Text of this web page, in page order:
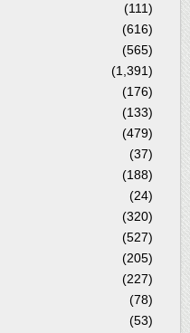
(111)
(616)
(565)
(1,391)
(176)
(133)
(479)
(37)
(188)
(24)
(320)
(527)
(205)
(227)
(78)
(53)